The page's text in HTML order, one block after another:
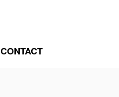
CONTACT